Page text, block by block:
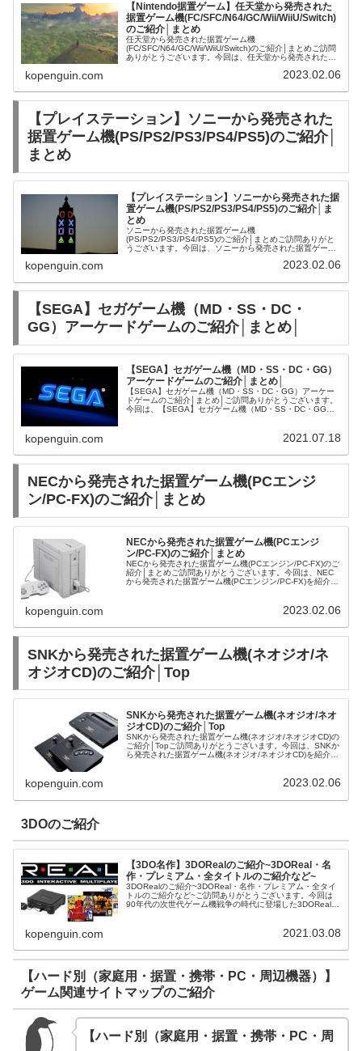
【Nintendo据置ゲーム】任天堂から発売された
据置ゲーム機(FC/SFC/N64/GC/Wii/WiiU/Switch)
のご紹介│まとめ
任天堂から発売された据置ゲーム機
(FC/SFC/N64/GC/Wii/WiiU/Switch)のご紹介│まとめご訪問
ありがとうございます。今回は、任天堂から発売された据
kopenguin.com 2023.02.06
【プレイステーション】ソニーから発売された
据置ゲーム機(PS/PS2/PS3/PS4/PS5)のご紹介│
まとめ
【プレイステーション】ソニーから発売された据
置ゲーム機(PS/PS2/PS3/PS4/PS5)のご紹介│ま
とめ
ソニーから発売された据置ゲーム機
(PS/PS2/PS3/PS4/PS5)のご紹介│まとめご訪問ありがと
うございます。今回は、ソニーから発売された据置ゲーム
kopenguin.com 2023.02.06
【SEGA】セガゲーム機（MD・SS・DC・
GG）アーケードゲームのご紹介│まとめ│
【SEGA】セガゲーム機（MD・SS・DC・GG）
アーケードゲームのご紹介│まとめ│
【SEGA】セガゲーム機（MD・SS・DC・GG）アーケー
ドゲームのご紹介│まとめ│ご訪問ありがとうございます。
今回は、【SEGA】セガゲーム機（MD・SS・DC・GG）
kopenguin.com 2021.07.18
NECから発売された据置ゲーム機(PCエンジ
ン/PC-FX)のご紹介│まとめ
NECから発売された据置ゲーム機(PCエンジ
ン/PC-FX)のご紹介│まとめ
NECから発売された据置ゲーム機(PCエンジン/PC-FX)のご
紹介│まとめご訪問ありがとうございます。今回は、NEC
から発売された据置ゲーム機(PCエンジン/PC-FX)を紹介さ
kopenguin.com 2023.02.06
SNKから発売された据置ゲーム機(ネオジオ/ネ
オジオCD)のご紹介│Top
SNKから発売された据置ゲーム機(ネオジオ/ネオ
ジオCD)のご紹介│Top
SNKから発売された据置ゲーム機(ネオジオ/ネオジオCD)の
ご紹介│Topご訪問ありがとうございます。今回は、SNKか
ら発売された据置ゲーム機(ネオジオ/ネオジオCD)を紹介さ
kopenguin.com 2023.02.06
3DOのご紹介
【3DO名作】3DORealのご紹介~3DOReal・名
作・プレミアム・全タイトルのご紹介など~
3DORealのご紹介~3DOReal・名作・プレミアム・全タイ
トルのご紹介など~ご訪問ありがとうございます。今回は
90年代の次世代ゲーム機戦争の時代に登場した3DORealを
kopenguin.com 2021.03.08
【ハード別（家庭用・据置・携帯・PC・周辺機器）】
ゲーム関連サイトマップのご紹介
【ハード別（家庭用・据置・携帯・PC・周